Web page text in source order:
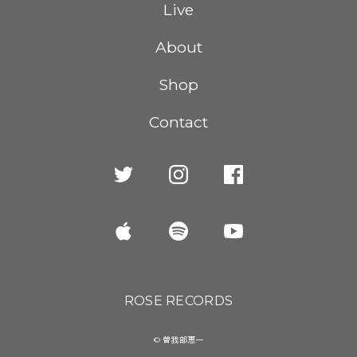
Live
About
Shop
Contact
ROSE RECORDS
© 曽我部恵一